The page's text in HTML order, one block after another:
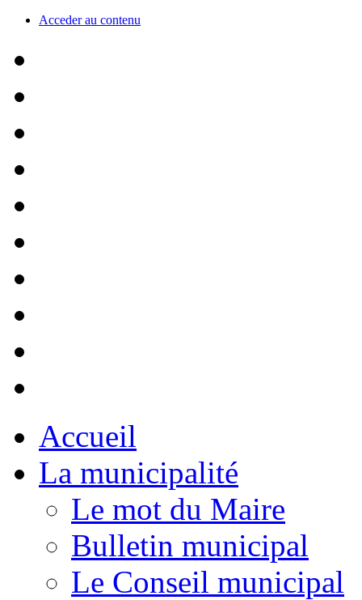
Acceder au contenu
Accueil
La municipalité
Le mot du Maire
Bulletin municipal
Le Conseil municipal